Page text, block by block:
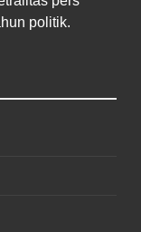
politik.